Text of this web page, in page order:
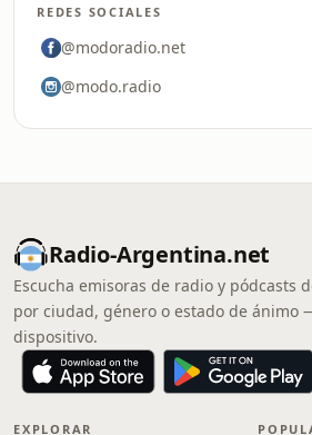
REDES SOCIALES
@modoradio.net
@modo.radio
Radio-Argentina.net
Escucha emisoras de radio y pódcasts
por ciudad, género o estado de
dispositivo.
EXPLORAR